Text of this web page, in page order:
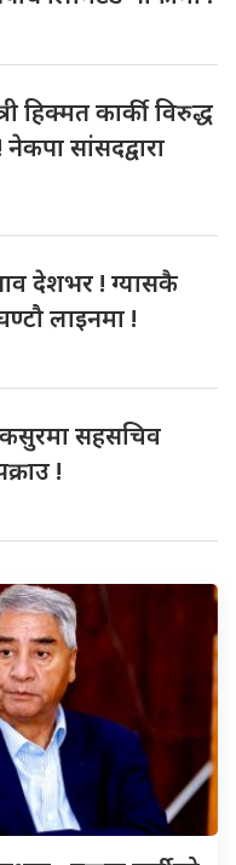
हिक्मत कार्की विरुद्ध
नेकपा सांसदद्वारा
देशभर ! ग्यासकै
लाइनमा !
कसुरमा सहसचिव
!